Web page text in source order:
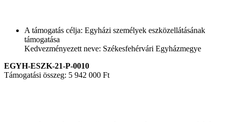
A támogatás célja: Egyházi személyek eszközellátásának
támogatása
Kedvezményezett neve: Székesfehérvári Egyházmegye
EGYH-ESZK-21-P-0010
Támogatási összeg: 5 942 000 Ft